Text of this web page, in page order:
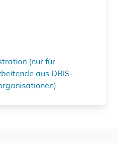
(nur für
aus DBIS-